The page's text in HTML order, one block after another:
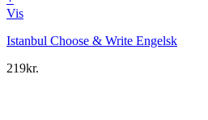
Vis
Istanbul Choose & Write Engelsk
219kr.